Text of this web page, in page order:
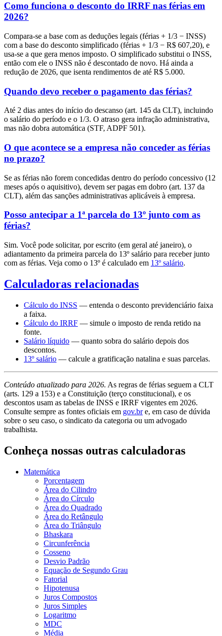
Como funciona o desconto do IRRF nas férias em
2026?
Compara-se a base com as deduções legais (férias + 1/3 − INSS)
com a base do desconto simplificado (férias + 1/3 − R$ 607,20), e
usa-se a que gera menos imposto. O simplificado substitui o INSS,
então com ele o INSS não é descontado de novo. Há ainda a
redução de 2026, que isenta rendimentos de até R$ 5.000.
Quando devo receber o pagamento das férias?
Até 2 dias antes do início do descanso (art. 145 da CLT), incluindo
o salário do período e o 1/3. O atraso gera infração administrativa,
mas não dobra automática (STF, ADPF 501).
O que acontece se a empresa não conceder as férias
no prazo?
Se as férias não forem concedidas dentro do período concessivo (12
meses após o aquisitivo), devem ser pagas em dobro (art. 137 da
CLT), além das sanções administrativas aplicáveis à empresa.
Posso antecipar a 1ª parcela do 13º junto com as
férias?
Sim. Você pode solicitar, por escrito (em geral até janeiro), o
adiantamento da primeira parcela do 13º salário para receber junto
com as férias. Veja como o 13º é calculado em 13º salário.
Calculadoras relacionadas
Cálculo do INSS — entenda o desconto previdenciário faixa
a faixa.
Cálculo do IRRF — simule o imposto de renda retido na
fonte.
Salário líquido — quanto sobra do salário depois dos
descontos.
13º salário — calcule a gratificação natalina e suas parcelas.
Conteúdo atualizado para 2026. As regras de férias seguem a CLT
(arts. 129 a 153) e a Constituição (terço constitucional), e os
descontos usam as tabelas de INSS e IRRF vigentes em 2026.
Consulte sempre as fontes oficiais em gov.bre, em caso de dúvida
sobre o seu caso, o sindicato da categoria ou um advogado
trabalhista.
Conheça nossas outras calculadoras
Matemática
Porcentagem
Área do Cilindro
Área do Círculo
Área do Quadrado
Área do Retângulo
Área do Triângulo
Bhaskara
Circunferência
Cosseno
Desvio Padrão
Equação de Segundo Grau
Fatorial
Hipotenusa
Juros Compostos
Juros Simples
Logaritmo
MDC
Média